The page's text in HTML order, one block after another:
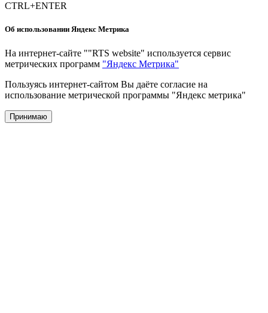
CTRL+ENTER
Об использовании Яндекс Метрика
На интернет-сайте ""RTS website" используется сервис
метрических программ "Яндекс Метрика"
Пользуясь интернет-сайтом Вы даёте согласие на
использование метрической программы "Яндекс метрика"
Принимаю